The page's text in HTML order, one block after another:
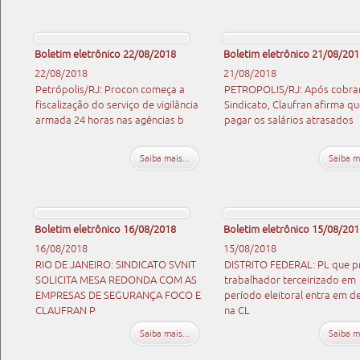
Boletim eletrônico 22/08/2018
22/08/2018
Petrópolis/RJ: Procon começa a
fiscalização do serviço de vigilância
armada 24 horas nas agências b
Saiba mais...
Boletim eletrônico 21/08/
21/08/2018
PETROPOLIS/RJ: Após
Sindicato, Claufran afirma
pagar os salários atrasados
Saiba
Boletim eletrônico 16/08/2018
16/08/2018
RIO DE JANEIRO: SINDICATO SVNIT
SOLICITA MESA REDONDA COM AS
EMPRESAS DE SEGURANÇA FOCO E
CLAUFRAN P
Saiba mais...
Boletim eletrônico 15/08/
15/08/2018
DISTRITO FEDERAL: PL que
trabalhador terceirizado em
período eleitoral entra em
na CL
Saiba